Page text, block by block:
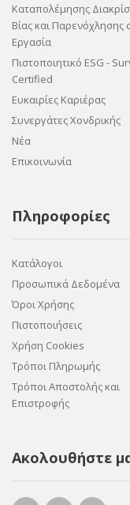
Καταπολέμησης
Βίας και Παρενόχλησης
Εργασία
Πιστοποιητικό ESG -
Certified
Ευκαιρίες Καριέρας
Συνεργάτες Χονδρικής
Νέα
Επικοινωνία
Πληροφορίες
Κατάλογοι
Προσωπικά Δεδομένα
Όροι Χρήσης
Πιστοποιήσεις
Χρήση Cookies
Τρόποι Πληρωμής
Τρόποι Αποστολής και
Επιστροφής
Ακολουθήστε